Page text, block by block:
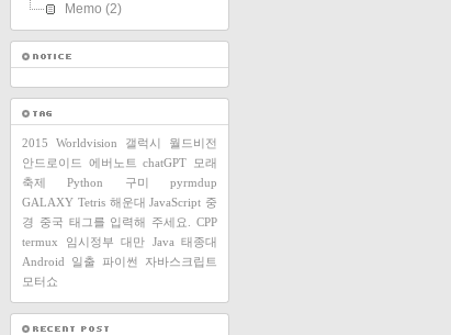
Memo (2)
2015 Worldvision 갤럭시
월드비전
안드로이드
에버노트 chatGPT
모래
축제
Python 구미
pyrmdup
GALAXY Tetris 해운대 JavaScript 중
경 중국 태그를 입력해 주세요.
CPP
termux
임시정부 대만 Java 태종대
Android
일출 파이썬
자바스크립트
모터쇼